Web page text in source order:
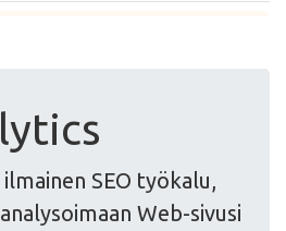
SEO työkalu,
Web-sivusi